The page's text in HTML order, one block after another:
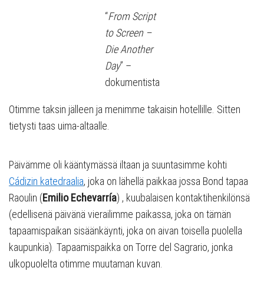
“From Script
to Screen –
Die Another
Day” –
dokumentista
Otimme taksin jälleen ja menimme takaisin hotellille. Sitten
tietysti taas uima-altaalle.
Päivämme oli kääntymässä iltaan ja suuntasimme kohti
Cádizin katedraalia, joka on lähellä paikkaa jossa Bond tapaa
Raoulin (Emilio Echevarría) , kuubalaisen kontaktihenkilönsä
(edellisenä päivänä vierailimme paikassa, joka on tämän
tapaamispaikan sisäänkäynti, joka on aivan toisella puolella
kaupunkia). Tapaamispaikka on Torre del Sagrario, jonka
ulkopuolelta otimme muutaman kuvan.